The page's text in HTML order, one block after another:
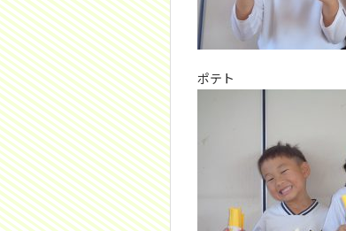
ポテト